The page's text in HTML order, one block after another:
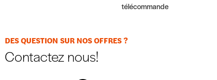
télécommande
DES QUESTION SUR NOS OFFRES ?
Contactez nous!